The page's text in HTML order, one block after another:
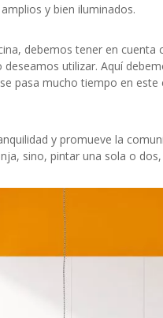
y bien iluminados.
debemos tener en
utilizar. Aquí
pasa mucho tiempo en
y promueve la
sino, pintar una sola o